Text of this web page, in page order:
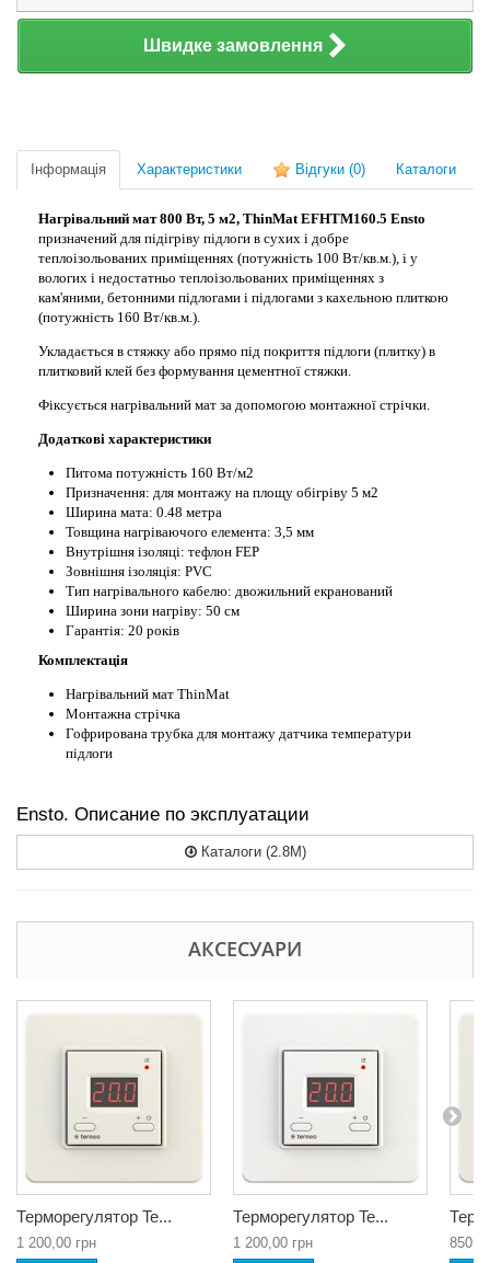
Швидке замовлення
Інформація Характеристики Відгуки (0) Каталоги
Нагрівальний мат 800 Вт, 5 м2, ThinMat EFHTM160.5 Ensto
призначений для підігріву підлоги в сухих і добре
теплоізольованих приміщеннях (потужність 100 Вт/кв.м.), і у
вологих і недостатньо теплоізольованих приміщеннях з
кам'яними, бетонними підлогами і підлогами з кахельною плиткою
(потужність 160 Вт/кв.м.).
Укладається в стяжку або прямо під покриття підлоги (плитку) в
плитковий клей без формування цементної стяжки.
Фіксується нагрівальний мат за допомогою монтажної стрічки.
Додаткові характеристики
Питома потужність 160 Вт/м2
Призначення: для монтажу на площу обігріву 5 м2
Ширина мата: 0.48 метра
Товщина нагріваючого елемента: 3,5 мм
Внутрішня ізоляці: тефлон FEP
Зовнішня ізоляція: PVC
Тип нагрівального кабелю: двожильний екранований
Ширина зони нагріву: 50 см
Гарантія: 20 років
Комплектація
Нагрівальний мат ThinMat
Монтажна стрічка
Гофрирована трубка для монтажу датчика температури
підлоги
Ensto. Описание по эксплуатации
Каталоги (2.8M)
АКСЕСУАРИ
Терморегулятор Te...
1 200,00 грн
Терморегулятор Te...
1 200,00 грн